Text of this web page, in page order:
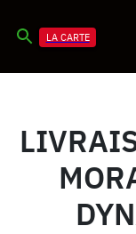
LA CARTE